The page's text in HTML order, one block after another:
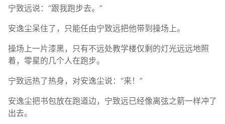
宁致远说：“跟我跑步去。”
安逸尘呆住了，只能任由宁致远把他带到操场上。
操场上一片漆黑，只有不远处教学楼仅剩的灯光远远地照
着，零星的几个人在跑步。
宁致远热了热身，对安逸尘说：“来！”
安逸尘把书包放在跑道边，宁致远已经像离弦之箭一样冲了
出去。